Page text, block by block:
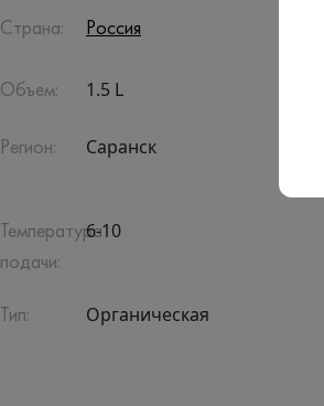
Страна: Россия
Объем: 1.5 L
Регион: Саранск
Температура
подачи:
6-10
Тип: Органическая